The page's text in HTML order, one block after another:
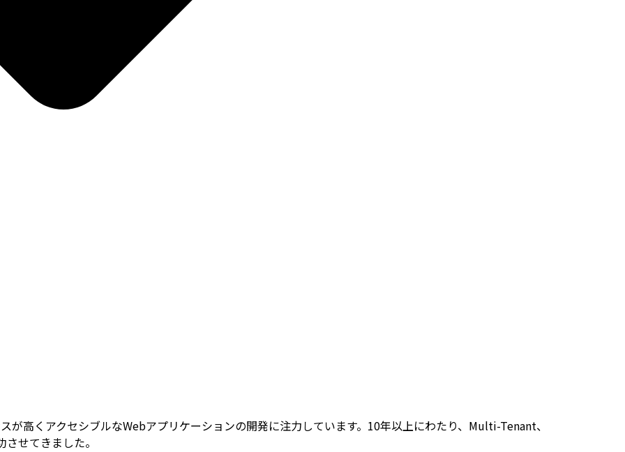
高くアクセシブルなWebアプリケーションの開発に注力しています。10年以上にわたり、Multi-Tenant、
せてきました。